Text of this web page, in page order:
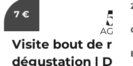
7 € 5
AGO.
Visite bout de
dégustation |